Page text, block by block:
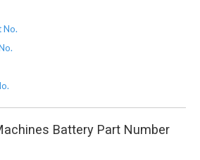
No.
Battery Part Number